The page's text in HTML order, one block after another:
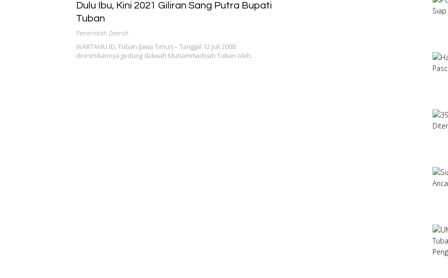
Dulu Ibu, Kini 2021 Giliran Sang Putra Bupati
Tuban
Pemerintah Daerah
WARTAMU.ID, Tuban (Jawa Timur) – Tanggal 12 Juli 2008
diresmikannya gedung dakwah Muhammadiyah Tuban oleh…